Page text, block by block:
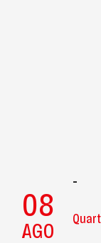
08
AGO
-